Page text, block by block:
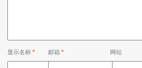
显示名称 * 网站
邮箱*